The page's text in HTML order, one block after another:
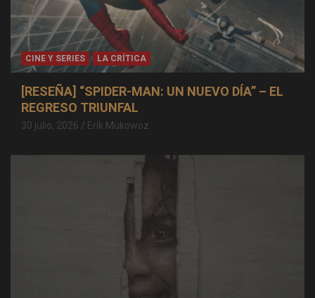
CINE Y SERIES LA CRÍTICA
[RESEÑA] “SPIDER-MAN: UN NUEVO DÍA” – EL
REGRESO TRIUNFAL
30 julio, 2026 Erik Mukowoz